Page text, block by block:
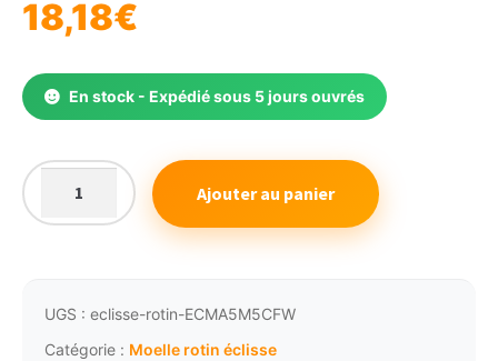
18,18€
En stock - Expédié sous 5 jours ouvrés
quantité
de
éclisse
regulière
Ajouter au panier
UGS : eclisse-rotin-ECMA5M5CFW
Catégorie : Moelle rotin éclisse